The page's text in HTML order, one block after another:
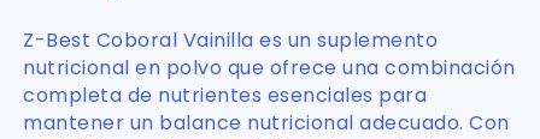
Z-Best Coboral Vainilla es un suplemento
nutricional en polvo que ofrece una combinación
completa de nutrientes esenciales para
mantener un balance nutricional adecuado. Con